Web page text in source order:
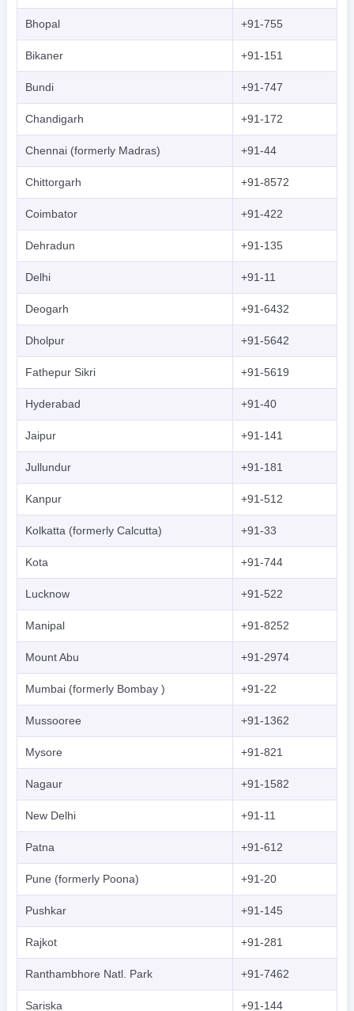
Bhopal +91-755
Bikaner +91-151
Bundi +91-747
Chandigarh +91-172
Chennai (formerly Madras) +91-44
Chittorgarh +91-8572
Coimbator +91-422
Dehradun +91-135
Delhi +91-11
Deogarh +91-6432
Dholpur +91-5642
Fathepur Sikri +91-5619
Hyderabad +91-40
Jaipur +91-141
Jullundur +91-181
Kanpur +91-512
Kolkatta (formerly Calcutta) +91-33
Kota +91-744
Lucknow +91-522
Manipal +91-8252
Mount Abu +91-2974
Mumbai (formerly Bombay ) +91-22
Mussooree +91-1362
Mysore +91-821
Nagaur +91-1582
New Delhi +91-11
Patna +91-612
Pune (formerly Poona) +91-20
Pushkar +91-145
Rajkot +91-281
Ranthambhore Natl. Park +91-7462
Sariska +91-144